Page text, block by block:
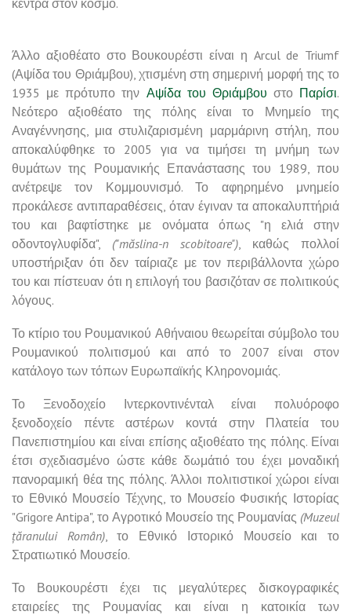
Άλλο αξιοθέατο στο Βουκουρέστι είναι η Arcul de Triumf
(Αψίδα του Θριάμβου), χτισμένη στη σημερινή μορφή της το
1935 με πρότυπο την Αψίδα του Θριάμβου στο Παρίσι.
Νεότερο αξιοθέατο της πόλης είναι το Μνημείο της
Αναγέννησης, μια στυλιζαρισμένη μαρμάρινη στήλη, που
αποκαλύφθηκε το 2005 για να τιμήσει τη μνήμη των
θυμάτων της Ρουμανικής Επανάστασης του 1989, που
ανέτρεψε τον Κομμουνισμό. Το αφηρημένο μνημείο
προκάλεσε αντιπαραθέσεις, όταν έγιναν τα αποκαλυπτήριά
του και βαφτίστηκε με ονόματα όπως "η ελιά στην
οδοντογλυφίδα", ("măslina-n scobitoare") , καθώς πολλοί
υποστήριξαν ότι δεν ταίριαζε με τον περιβάλλοντα χώρο
του και πίστευαν ότι η επιλογή του βασιζόταν σε πολιτικούς
λόγους.
Το κτίριο του Ρουμανικού Αθήναιου θεωρείται σύμβολο του
Ρουμανικού πολιτισμού και από το 2007 είναι στον
κατάλογο των τόπων Ευρωπαϊκής Κληρονομιάς.
Το Ξενοδοχείο Ιντερκοντινένταλ είναι πολυόροφο
ξενοδοχείο πέντε αστέρων κοντά στην Πλατεία του
Πανεπιστημίου και είναι επίσης αξιοθέατο της πόλης. Είναι
έτσι σχεδιασμένο ώστε κάθε δωμάτιό του έχει μοναδική
πανοραμική θέα της πόλης. Άλλοι πολιτιστικοί χώροι είναι
το Εθνικό Μουσείο Τέχνης, το Μουσείο Φυσικής Ιστορίας
"Grigore Antipa", το Αγροτικό Μουσείο της Ρουμανίας (Muzeul
țăranului Român), το Εθνικό Ιστορικό Μουσείο και το
Στρατιωτικό Μουσείο.
Το Βουκουρέστι έχει τις μεγαλύτερες δισκογραφικές
εταιρείες της Ρουμανίας και είναι η κατοικία των